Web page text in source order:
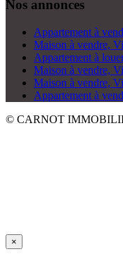
Nos annonces
Appartement à
Maison à vendre,
Appartement à
Maison à vendre,
Maison à vendre,
Appartement à
© CARNOT
×